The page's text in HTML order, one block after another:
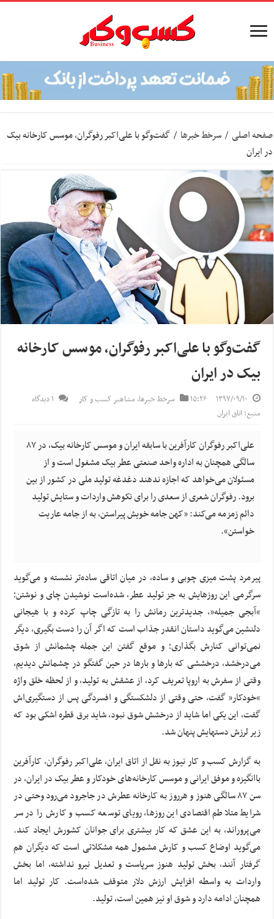
صفحه اصلی / سرخط خبرها / گفت‌وگو با علی‌اکبر رفوگران، موسس کارخانه بیک
در ایران
گفت‌وگو با علی‌اکبر رفوگران، موسس کارخانه
بیک در ایران
۱۳۹۷/۰۹/۱۰ ۱۵:۲۶ سرخط خبرها,مشاهیر کسب و کار
۱ دیدگاه
منبع: اتاق ایران
علی‌اکبر رفوگران کارآفرین با سابقه ایران و موسس کارخانه بیک، در ۸۷
سالگی همچنان به اداره واحد صنعتی عطر بیک مشغول است و از
مسئولان می‌خواهد که اجازه ندهند دغدغه تولید ملی در کشور از بین
برود. رفوگران شعری از سعدی را برای نکوهش واردات و ستایش تولید
دائم زمزمه می‌کند: «کهن جامه خویش پیراستن، به از جامه عاریت
خواستن».
پیرمرد پشت میزی چوبی و ساده، در میان اتاقی ساده‌تر نشسته و می‌گوید
سرگرمی این روزهایش به جز تولید عطر، شده‌است نوشیدن چای و نوشتن؛
“آبجی جمیله”، جدیدترین رمانش را به تازگی چاپ کرده و با هیجانی
دلنشین می‌گوید داستان انقدر جذاب است که اگر آن را دست بگیری، دیگر
نمی‌توانی کنارش بگذاری؛ و موقع گفتن این جمله چشمانش از شوق
می‌درخشد، درخششی که بارها و بارها در حین گفتگو در چشمانش دیدیم،
وقتی از سفرش به اروپا تعریف کرد، از عشقش به تولید، و از لحظه خلق واژه
“خودکار” گفت، حتی وقتی از دلشکستگی و افسردگی پس از دستگیری‌اش
گفت، این ‌یکی اما شاید از درخشش شوق نبود، شاید برق قطره اشکی بود که
زیر لرزش دستهایش پنهان شد.
به گزارش کسب و کار نیوز به نقل از اتاق ایران، علی‌اکبر رفوگران، کارآفرین
با‌انگیزه و موفق ایرانی و موسس کارخانه‌های خودکار و عطر بیک در ایران، در
سن ۸۷ سالگی هنوز و هرروز به کارخانه عطرش در جاجرود می‌رود وحتی در
شرایط متلاطم اقتصادی این روزها، رویای توسعه کسب و کارش را در سر
می‌پروراند، به این عشق که کار بیشتری برای جوانان کشورش ایجاد کند.
می‌گوید اوضاع کسب و کارش مشمول همه مشکلاتی است که دیگران هم
گرفتار آنند، بخش تولید هنوز سرپاست و تعدیل نیرو نداشته، اما بخش
واردات به واسطه افزایش ارزش دلار متوقف شده‌است. کار تولید اما
همچنان ادامه دارد و شوق او نیز همین است، تولید.